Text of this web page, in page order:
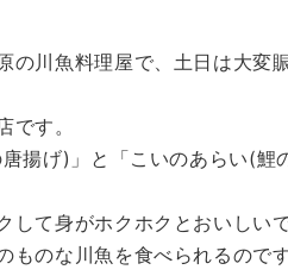
川魚料理屋で、土日は大変
す。
揚げ)」と「こいのあらい(鯉
て身がホクホクとおいしいで
のな川魚を食べられるのです